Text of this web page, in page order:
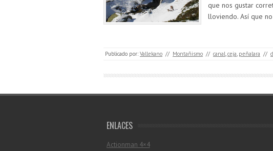
que nos gustar
lloviendo. Así que
Publicado por: Vallekano // Montañismo // canal,ceja, peñalara //
ENLACES
Actionman 4×4